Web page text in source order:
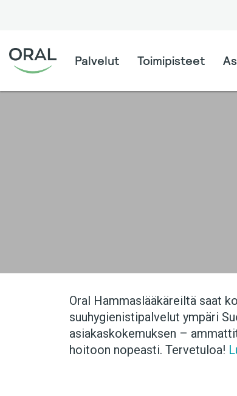
Palvelut Toimipisteet
Oral Hammaslääkäreiltä saat
suuhygienistipalvelut ympäri
asiakaskokemuksen –
hoitoon nopeasti. Tervetuloa!